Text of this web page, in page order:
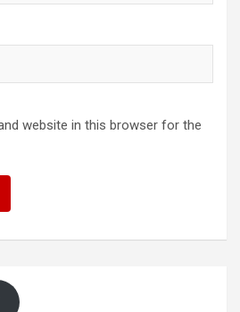
website in this browser for the